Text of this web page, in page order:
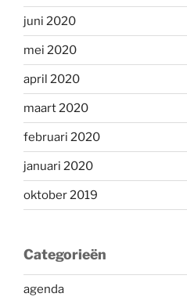
juni 2020
mei 2020
april 2020
maart 2020
februari 2020
januari 2020
oktober 2019
Categorieën
agenda